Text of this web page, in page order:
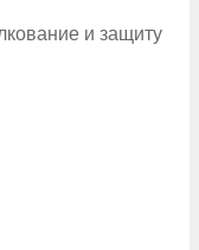
и защиту